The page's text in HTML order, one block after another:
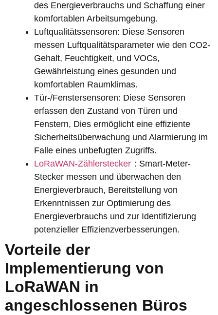
des Energieverbrauchs und Schaffung einer
komfortablen Arbeitsumgebung.
Luftqualitätssensoren: Diese Sensoren
messen Luftqualitätsparameter wie den CO2-
Gehalt, Feuchtigkeit, und VOCs,
Gewährleistung eines gesunden und
komfortablen Raumklimas.
Tür-/Fenstersensoren: Diese Sensoren
erfassen den Zustand von Türen und
Fenstern, Dies ermöglicht eine effiziente
Sicherheitsüberwachung und Alarmierung im
Falle eines unbefugten Zugriffs.
LoRaWAN-Zählerstecker : Smart-Meter-
Stecker messen und überwachen den
Energieverbrauch, Bereitstellung von
Erkenntnissen zur Optimierung des
Energieverbrauchs und zur Identifizierung
potenzieller Effizienzverbesserungen.
Vorteile der
Implementierung von
LoRaWAN in
angeschlossenen Büros